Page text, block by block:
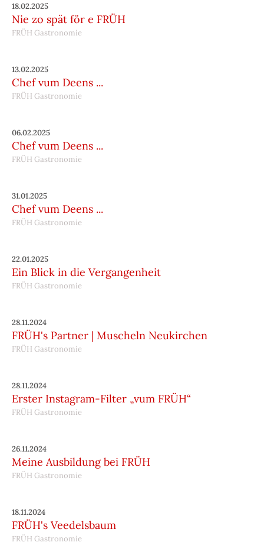
18.02.2025
Nie zo spät för e FRÜH
FRÜH Gastronomie
13.02.2025
Chef vum Deens ...
FRÜH Gastronomie
06.02.2025
Chef vum Deens ...
FRÜH Gastronomie
31.01.2025
Chef vum Deens ...
FRÜH Gastronomie
22.01.2025
Ein Blick in die Vergangenheit
FRÜH Gastronomie
28.11.2024
FRÜH's Partner | Muscheln Neukirchen
FRÜH Gastronomie
28.11.2024
Erster Instagram-Filter „vum FRÜH“
FRÜH Gastronomie
26.11.2024
Meine Ausbildung bei FRÜH
FRÜH Gastronomie
18.11.2024
FRÜH's Veedelsbaum
FRÜH Gastronomie